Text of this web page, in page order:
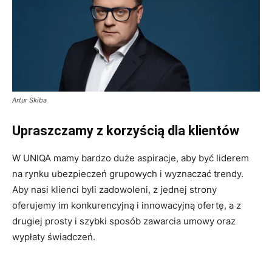
Artur Skiba
Upraszczamy z korzyścią dla klientów
W UNIQA mamy bardzo duże aspiracje, aby być liderem
na rynku ubezpieczeń grupowych i wyznaczać trendy.
Aby nasi klienci byli zadowoleni, z jednej strony
oferujemy im konkurencyjną i innowacyjną ofertę, a z
drugiej prosty i szybki sposób zawarcia umowy oraz
wypłaty świadczeń.